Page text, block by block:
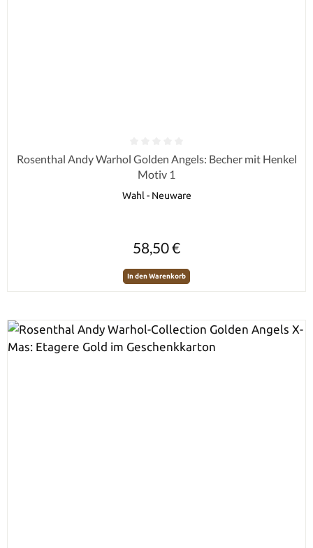
Durchschnittliche Bewertung von 0 von 5 Sternen
Rosenthal Andy Warhol Golden Angels: Becher mit Henkel
Motiv 1
Wahl - Neuware
58,50 €
In den Warenkorb